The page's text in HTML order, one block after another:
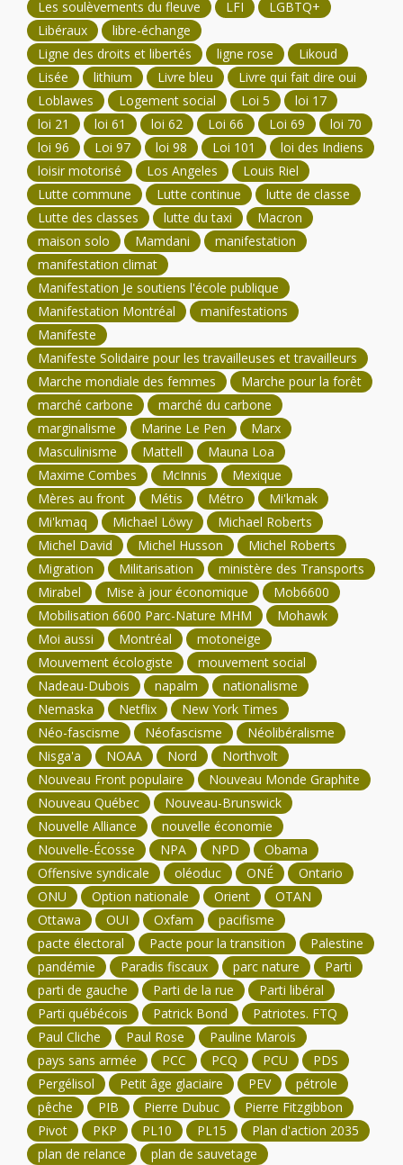
Les soulèvements du fleuve LFI
LGBTQ+
Libéraux
libre-échange
Ligne des droits et libertés
ligne rose
Likoud
Lisée
lithium Livre bleu
Livre qui fait dire oui
Loblawes
Logement social Loi 5
loi 17
loi 21
loi 61 loi 62 Loi 66 Loi 69
loi 70
loi 96
Loi 97 loi 98 Loi 101
loi des Indiens
loisir motorisé
Los Angeles
Louis Riel
Lutte commune
Lutte continue
lutte de classe
Lutte des classes
lutte du taxi
Macron
maison solo
Mamdani
manifestation
manifestation climat
Manifestation Je soutiens l'école publique
Manifestation Montréal
manifestations
Manifeste
Manifeste Solidaire pour les travailleuses et travailleurs
Marche mondiale des femmes
Marche pour la forêt
marché carbone
marché du carbone
marginalisme
Marine Le Pen
Marx
Masculinisme
Mattell
Mauna Loa
Maxime Combes
McInnis
Mexique
Mères au front
Métis Métro
Mi'kmak
Mi'kmaq
Michael Löwy
Michael Roberts
Michel David
Michel Husson
Michel Roberts
Migration
Militarisation
ministère des Transports
Mirabel
Mise à jour économique
Mob6600
Mobilisation 6600 Parc-Nature MHM
Mohawk
Moi aussi
Montréal
motoneige
Mouvement écologiste
mouvement social
Nadeau-Dubois
napalm
nationalisme
Nemaska
Netflix
New York Times
Néo-fascisme
Néofascisme
Néolibéralisme
Nisga'a
NOAA Nord
Northvolt
Nouveau Front populaire
Nouveau Monde Graphite
Nouveau Québec
Nouveau-Brunswick
Nouvelle Alliance
nouvelle économie
Nouvelle-Écosse
NPA NPD
Obama
Offensive syndicale
oléoduc ONÉ
Ontario
ONU
Option nationale Orient
OTAN
Ottawa
OUI Oxfam
pacifisme
pacte électoral
Pacte pour la transition
Palestine
pandémie
Paradis fiscaux parc nature
Parti
parti de gauche
Parti de la rue
Parti libéral
Parti québécois
Patrick Bond
Patriotes. FTQ
Paul Cliche
Paul Rose
Pauline Marois
pays sans armée
PCC PCQ PCU
PDS
Pergélisol
Petit âge glaciaire PEV
pétrole
pêche
PIB Pierre Dubuc
Pierre Fitzgibbon
Pivot
PKP PL10 PL15
Plan d'action 2035
plan de relance
plan de sauvetage